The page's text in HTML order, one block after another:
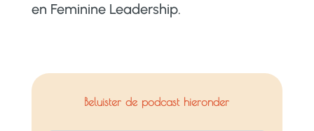
en Feminine Leadership.
Beluister de podcast hieronder